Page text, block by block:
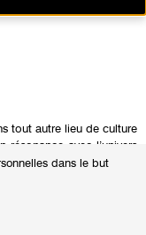
dans le but
tout autre lieu de culture
résonance avec l’univers
avec les œuvres
permanentes